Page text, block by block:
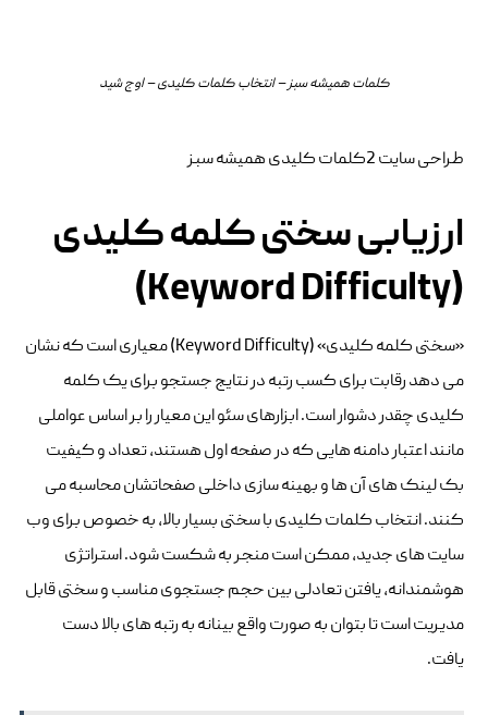
کلمات همیشه سبز – انتخاب کلمات کلیدی – اوج شید
طراحی سایت 2کلمات کلیدی همیشه سبز
ارزیابی سختی کلمه کلیدی
(Keyword Difficulty)
«سختی کلمه کلیدی» (Keyword Difficulty) معیاری است که نشان
می دهد رقابت برای کسب رتبه در نتایج جستجو برای یک کلمه
کلیدی چقدر دشوار است. ابزارهای سئو این معیار را بر اساس عواملی
مانند اعتبار دامنه هایی که در صفحه اول هستند، تعداد و کیفیت
بک لینک های آن ها و بهینه سازی داخلی صفحاتشان محاسبه می
کنند. انتخاب کلمات کلیدی با سختی بسیار بالا، به خصوص برای وب
سایت های جدید، ممکن است منجر به شکست شود. استراتژی
هوشمندانه، یافتن تعادلی بین حجم جستجوی مناسب و سختی قابل
مدیریت است تا بتوان به صورت واقع بینانه به رتبه های بالا دست
یافت.